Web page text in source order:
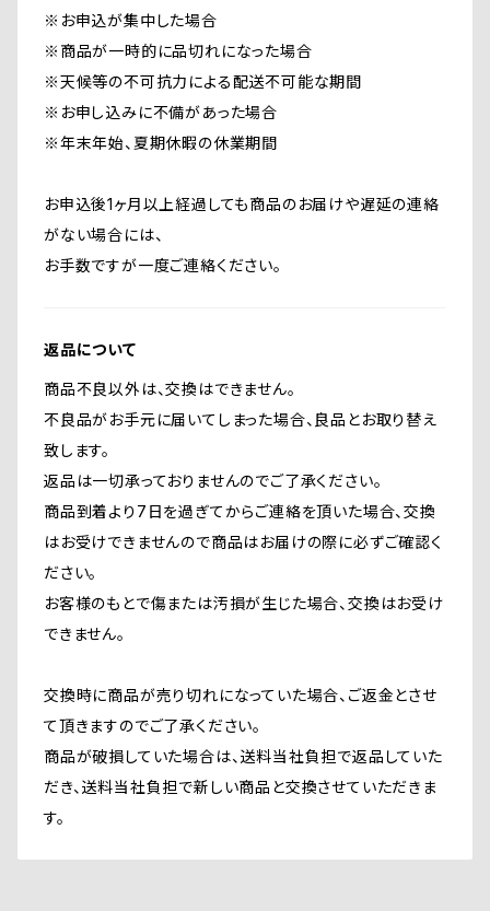
※お申込が集中した場合
※商品が一時的に品切れになった場合
※天候等の不可抗力による配送不可能な期間
※お申し込みに不備があった場合
※年末年始、夏期休暇の休業期間
お申込後1ヶ月以上経過しても商品のお届けや遅延の連絡
がない場合には、
お手数ですが一度ご連絡ください。
返品について
商品不良以外は、交換はできません。
不良品がお手元に届いてしまった場合、良品とお取り替え
致します。
返品は一切承っておりませんのでご了承ください。
商品到着より7日を過ぎてからご連絡を頂いた場合、交換
はお受けできませんので商品はお届けの際に必ずご確認く
ださい。
お客様のもとで傷または汚損が生じた場合、交換はお受け
できません。
交換時に商品が売り切れになっていた場合、ご返金とさせ
て頂きますのでご了承ください。
商品が破損していた場合は、送料当社負担で返品していた
だき、送料当社負担で新しい商品と交換させていただきま
す。